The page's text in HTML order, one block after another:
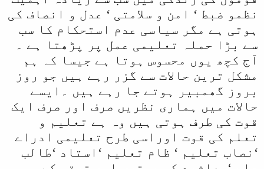
نظمو ضبط ‘ امن و سلامتی ‘ عدل و انصاف کی
ہوتی ہے مگر سیاسی عدم استحکام کا سب
سے بڑا حملہ تعلیمی عمل پر پڑھتا ہے ۔
آج کچھ یوں محسوس ہوتا ہے جیسا کہ ہم
مشکل ترین حالات سے گزر رہے ہیں جو روز
بروز گھمبیر ہوتے جا رہے ہیں ۔ایسے
حالات میں ہماری نظریں صرف اور صرف ایک
قوت کی طرف ہوتی ہیں وہ ہے تعلیم و
تعلم کی قوت اوراسی طرح تعلیمی ادراے
‘نصاب تعلیم ‘ ظام تعلیم ‘استاد ‘طالب